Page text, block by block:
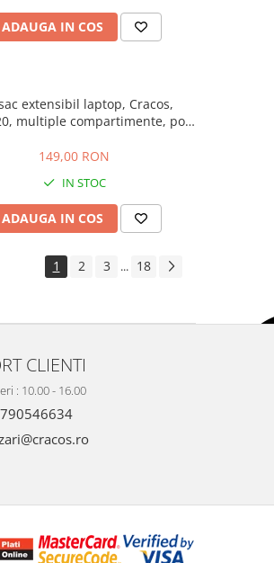
ADAUGA IN COS
extensibil laptop, Cracos,
multiple compartimente, port
149,00 RON
IN STOC
ADAUGA IN COS
1 2 3 ... 18
CLIENTI
: 10.00 - 16.00